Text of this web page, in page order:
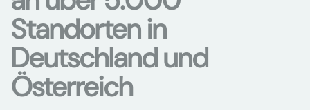
Standorten in
Deutschland und
Österreich